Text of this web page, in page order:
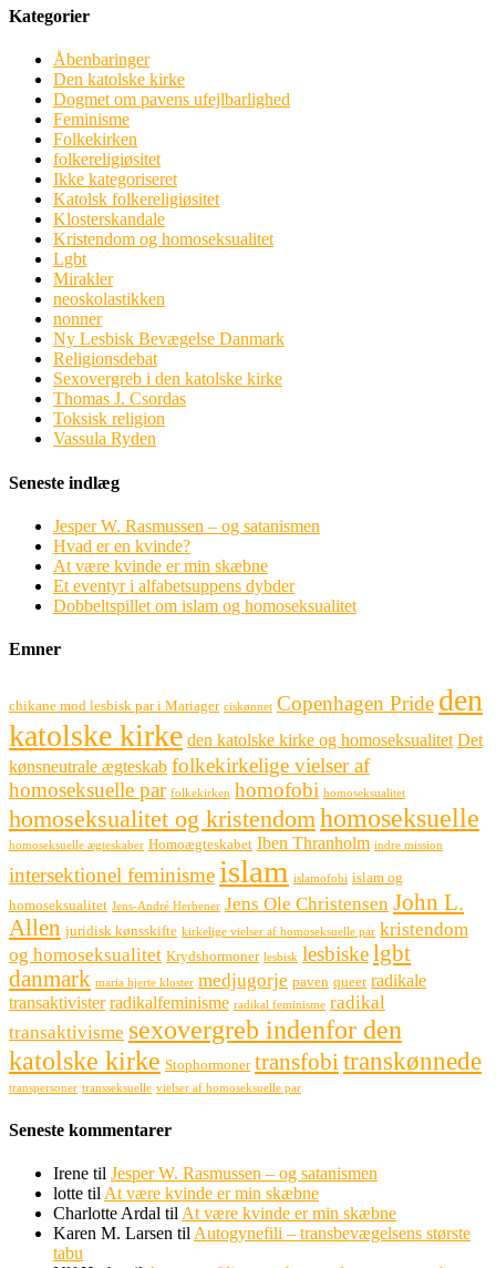
Kategorier
Åbenbaringer
Den katolske kirke
Dogmet om pavens ufejlbarlighed
Feminisme
Folkekirken
folkereligiøsitet
Ikke kategoriseret
Katolsk folkereligiøsitet
Klosterskandale
Kristendom og homoseksualitet
Lgbt
Mirakler
neoskolastikken
nonner
Ny Lesbisk Bevægelse Danmark
Religionsdebat
Sexovergreb i den katolske kirke
Thomas J. Csordas
Toksisk religion
Vassula Ryden
Seneste indlæg
Jesper W. Rasmussen – og satanismen
Hvad er en kvinde?
At være kvinde er min skæbne
Et eventyr i alfabetsuppens dybder
Dobbeltspillet om islam og homoseksualitet
Emner
chikane mod lesbisk par i Mariager ciskønnet Copenhagen Pride den
katolske kirke den katolske kirke og homoseksualitet Det
kønsneutrale ægteskab folkekirkelige vielser af
homoseksuelle par folkekirken homofobi homoseksualitet
homoseksualitet og kristendomhomoseksuelle
homoseksuelle ægteskaber Homoægteskabet Iben Thranholm indre mission
intersektionel feminisme islam islamofobi islam og
homoseksualitet Jens-André Herbener Jens Ole Christensen John L.
Allen juridisk kønsskifte kirkelige vielser af homoseksuelle par kristendom
og homoseksualitet Krydshormoner lesbisk lesbiskelgbt
danmark maria hjerte kloster medjugorje paven queer radikale
transaktivister radikalfeminisme radikal feminisme radikal
transaktivisme sexovergreb indenfor den
katolske kirke Stophormoner transfobi transkønnede
transpersoner transseksuelle vielser af homoseksuelle par
Seneste kommentarer
Irene til Jesper W. Rasmussen – og satanismen
lotte til At være kvinde er min skæbne
Charlotte Ardal til At være kvinde er min skæbne
Karen M. Larsen til Autogynefili – transbevægelsens største
tabu